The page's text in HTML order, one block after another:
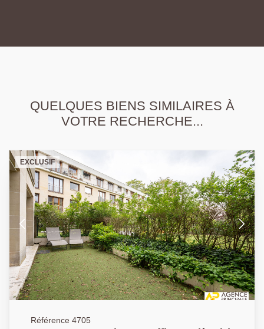
QUELQUES BIENS SIMILAIRES À
VOTRE RECHERCHE...
EXCLUSIF
Référence 4705